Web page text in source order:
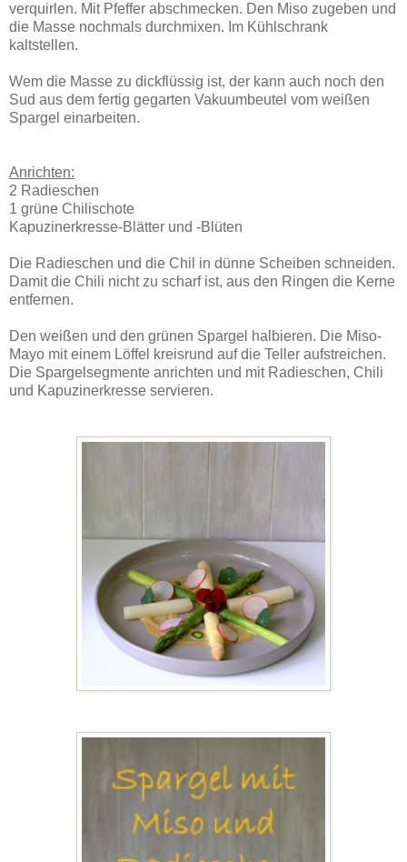
verquirlen. Mit Pfeffer abschmecken. Den Miso zugeben und
die Masse nochmals durchmixen. Im Kühlschrank
kaltstellen.
Wem die Masse zu dickflüssig ist, der kann auch noch den
Sud aus dem fertig gegarten Vakuumbeutel vom weißen
Spargel einarbeiten.
Anrichten:
2 Radieschen
1 grüne Chilischote
Kapuzinerkresse-Blätter und -Blüten
Die Radieschen und die Chil in dünne Scheiben schneiden.
Damit die Chili nicht zu scharf ist, aus den Ringen die Kerne
entfernen.
Den weißen und den grünen Spargel halbieren. Die Miso-
Mayo mit einem Löffel kreisrund auf die Teller aufstreichen.
Die Spargelsegmente anrichten und mit Radieschen, Chili
und Kapuzinerkresse servieren.